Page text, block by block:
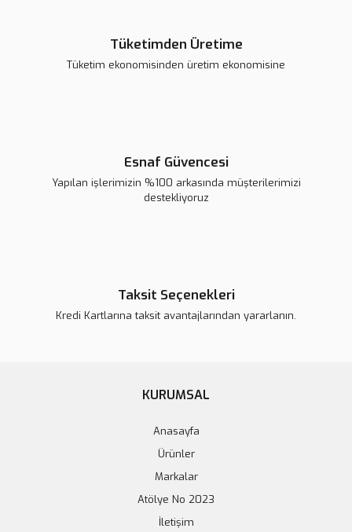
Arduino KY-040 Rotary Encoder Modülü
Arduino Leonardo Klon - Micro USB Kablolu
Tüketimden Üretime
Tüketim ekonomisinden üretim ekonomisine
Esnaf Güvencesi
Yapılan işlerimizin %100 arkasında müşterilerimizi
destekliyoruz
Taksit Seçenekleri
Kredi Kartlarına taksit avantajlarından yararlanın.
KURUMSAL
Anasayfa
Ürünler
Markalar
Atölye No 2023
İletişim